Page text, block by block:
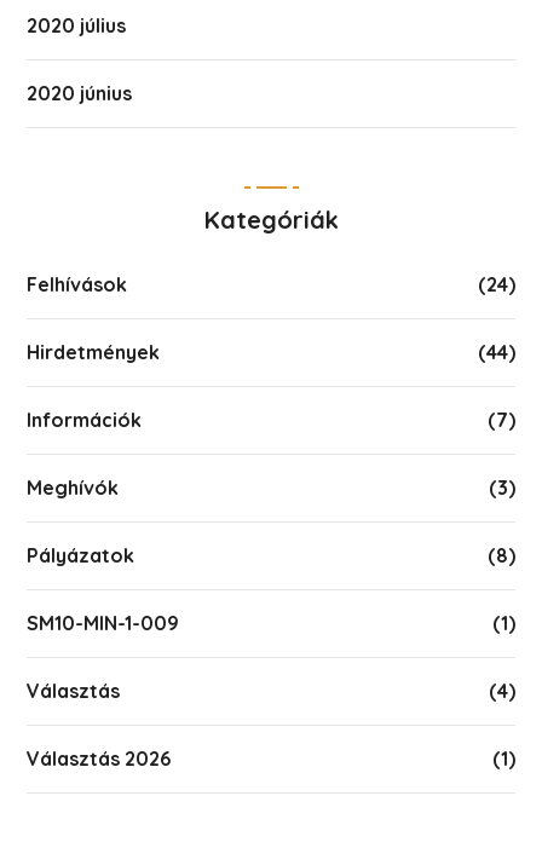
2020 július
2020 június
Kategóriák
Felhívások (24)
Hirdetmények (44)
Információk (7)
Meghívók (3)
Pályázatok (8)
SM10-MIN-1-009 (1)
Választás (4)
Választás 2026 (1)